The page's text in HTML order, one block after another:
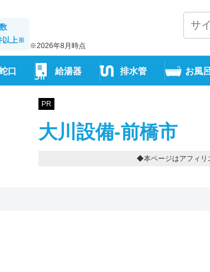
以上※
※2026年8月時点
口 給湯器 排水管 お風
PR
大川設備-前橋市
◆本ページはアフィリ